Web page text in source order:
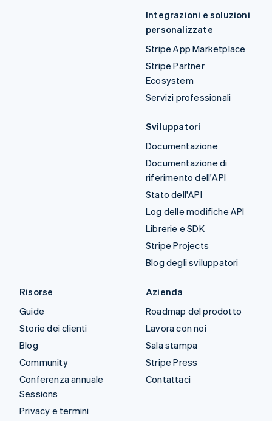
Integrazioni e soluzioni
personalizzate
Stripe App Marketplace
Stripe Partner
Ecosystem
Servizi professionali
Sviluppatori
Documentazione
Documentazione di
riferimento dell'API
Stato dell'API
Log delle modifiche API
Librerie e SDK
Stripe Projects
Blog degli sviluppatori
Risorse
Guide
Storie dei clienti
Blog
Community
Conferenza annuale
Sessions
Privacy e termini
Azienda
Roadmap del prodotto
Lavora con noi
Sala stampa
Stripe Press
Contattaci